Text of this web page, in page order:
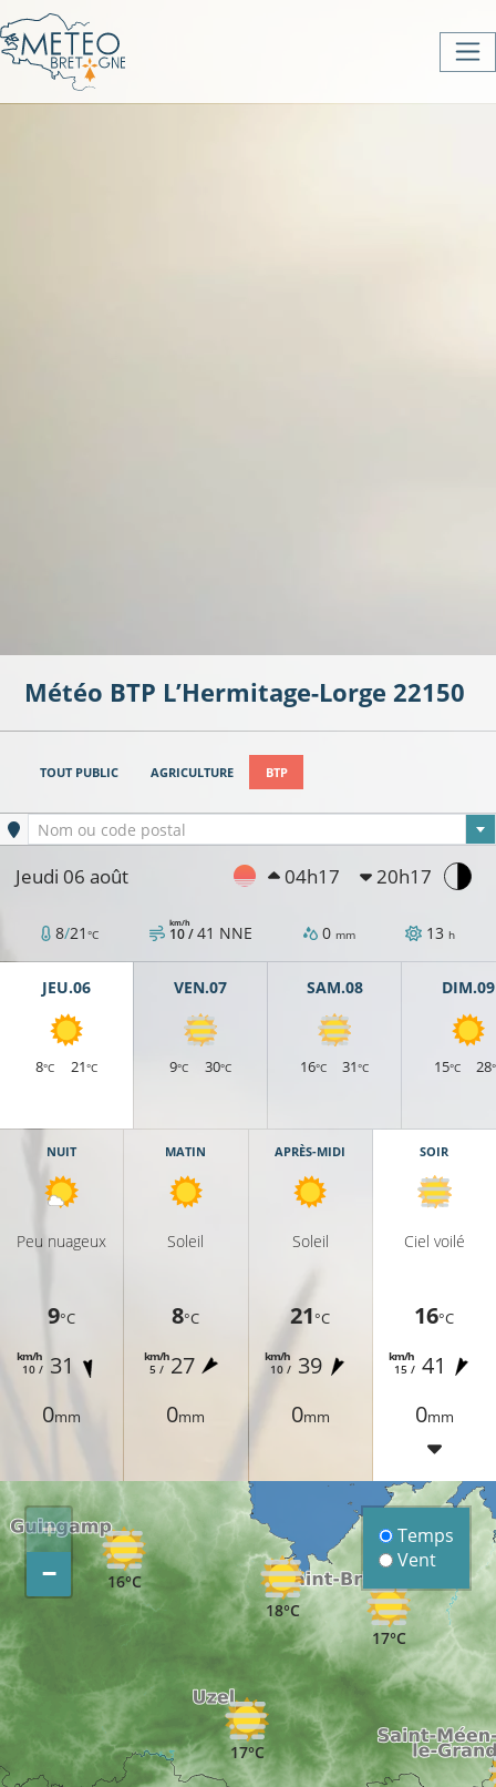
Météo BTP L’Hermitage-Lorge 22150
TOUT PUBLIC AGRICULTURE BTP
Ville sélectionnée
Nom ou code postal
Jeudi 06 août 04h17 20h17
8/21°C 10 /
km/h 41 NNE 0 mm 13 h
JEU.06
8°C 21°C
VEN.07
9°C 30°C
SAM.08
16°C 31°C
DIM.09
15°C 28
NUIT
Peu nuageux
9°C
10 /
km/h 31
0mm
MATIN
Soleil
8°C
5 /
km/h27
0mm
APRÈS-MIDI
Soleil
21°C
10 /
km/h 39
0mm
SOIR
Ciel voilé
16°C
15 /
km/h 41
0mm
16°C
17°C
18°C
17°C
+
−
Temps
Vent